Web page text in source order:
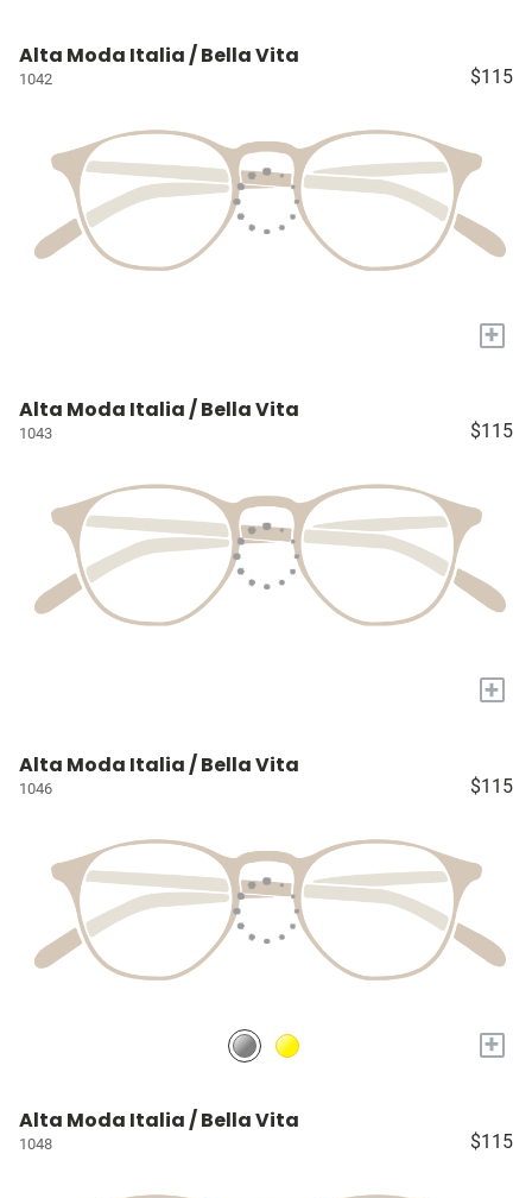
Alta Moda Italia / Bella Vita
1042 $115
+
Alta Moda Italia / Bella Vita
1043 $115
+
Alta Moda Italia / Bella Vita
1046 $115
+
Alta Moda Italia / Bella Vita
1048 $115